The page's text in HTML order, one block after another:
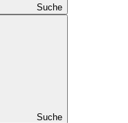
Suche
Suche